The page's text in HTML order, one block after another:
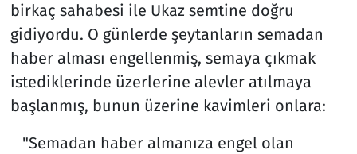
birkaç sahabesi ile Ukaz semtine doğru
gidiyordu. O günlerde şeytanların semadan
haber alması engellenmiş, semaya çıkmak
istediklerinde üzerlerine alevler atılmaya
başlanmış, bunun üzerine kavimleri onlara:
"Semadan haber almanıza engel olan